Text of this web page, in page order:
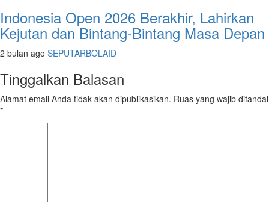
Indonesia Open 2026 Berakhir, Lahirkan
Kejutan dan Bintang-Bintang Masa Depan
2 bulan ago SEPUTARBOLAID
Tinggalkan Balasan
Alamat email Anda tidak akan dipublikasikan. Ruas yang wajib ditandai
*